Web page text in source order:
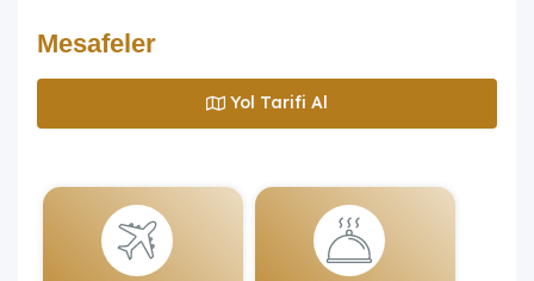
Mesafeler
Yol Tarifi Al